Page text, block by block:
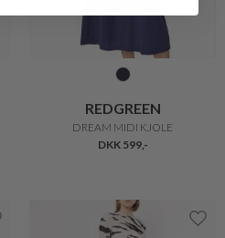
REDGREEN
DREAM MIDI KJOLE
DKK 599,-